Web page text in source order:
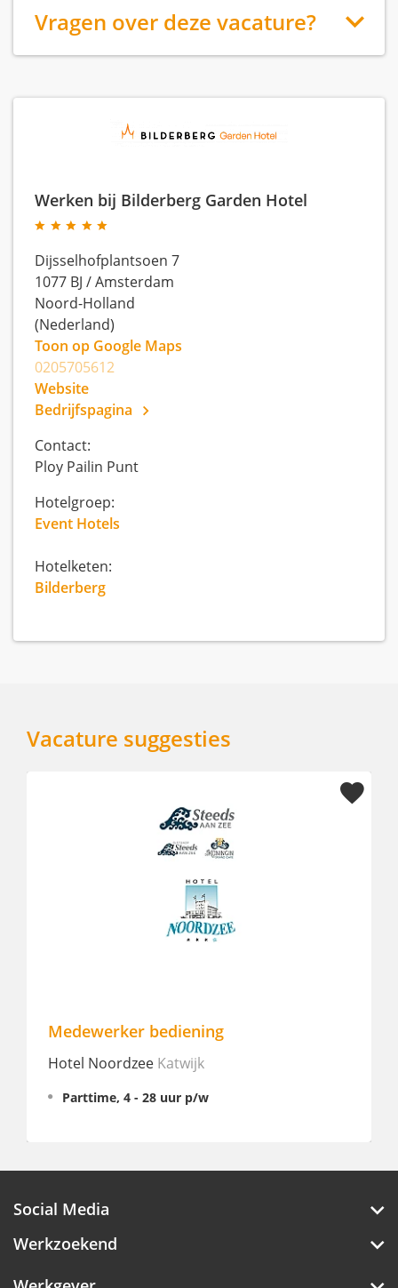
Vragen over deze vacature?
Werken bij Bilderberg Garden Hotel
Dijsselhofplantsoen 7
1077 BJ /Amsterdam
Noord-Holland
(Nederland)
Toon op Google Maps
0205705612
Website
Bedrijfspagina
Contact:
Ploy Pailin Punt
Hotelgroep:
Event Hotels
Hotelketen:
Bilderberg
Vacature suggesties
F&B Management Trainee
Holiday Inn Express Amsterdam -
Social Media
Werkzoekend